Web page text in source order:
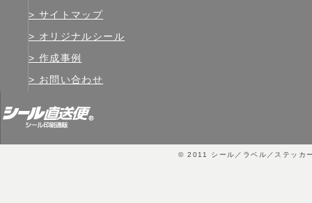
サイトマップ
オリジナルシール
作成事例
お問い合わせ
© 2011 シール／ラベル／ステッカ